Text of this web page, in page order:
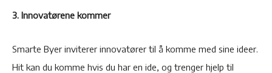
3. Innovatørene kommer
Smarte Byer inviterer innovatører til å komme med sine ideer.
Hit kan du komme hvis du har en ide, og trenger hjelp til